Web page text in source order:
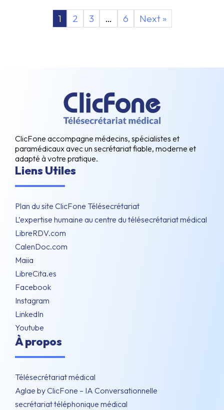
1 2 3 … 6 Next »
ClicFone accompagne médecins, spécialistes et
paramédicaux avec un secrétariat fiable, moderne et
adapté à votre pratique.
Liens Utiles
Plan du site ClicFone Télésecrétariat
L’expertise humaine au centre du télésecrétariat médical
LibreRDV.com
CalenDoc.com
Maiia
LibreCita.es
Facebook
Instagram
LinkedIn
Youtube
À propos
Télésecrétariat médical
Aglae by ClicFone – IA Conversationnelle
secrétariat téléphonique médical